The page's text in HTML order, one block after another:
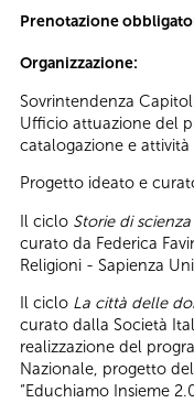
Prenotazione
Organizzazione:
Sovrintendenza
Ufficio attuazione del
catalogazione e
Progetto ideato e
Il ciclo Storie di
curato da Federica
Religioni - Sapienza
Il ciclo La città delle
curato dalla Società
realizzazione del
Nazionale, progetto
“Educhiamo Insieme